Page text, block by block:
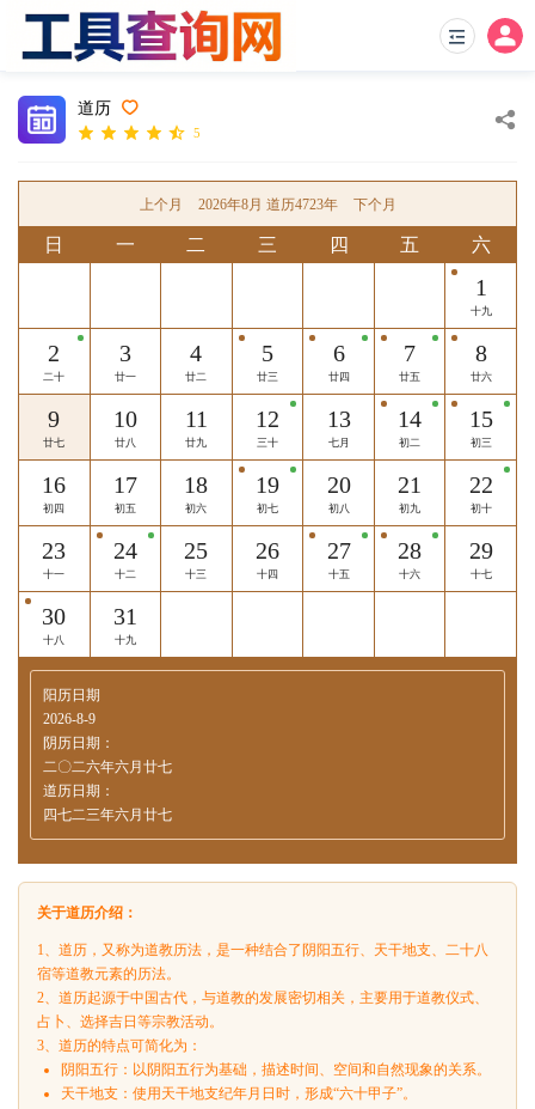
道历
5
上个月 2026年8月 道历4723年 下个月
日 一 二 三 四 五 六
1
十九
2
二十
3
廿一
4
廿二
5
廿三
6
廿四
7
廿五
8
廿六
9
廿七
10
廿八
11
廿九
12
三十
13
七月
14
初二
15
初三
16
初四
17
初五
18
初六
19
初七
20
初八
21
初九
22
初十
23
十一
24
十二
25
十三
26
十四
27
十五
28
十六
29
十七
30
十八
31
十九
阳历日期
2026-8-9
阴历日期：
二〇二六年六月廿七
道历日期：
四七二三年六月廿七
关于道历介绍：
1、道历，又称为道教历法，是一种结合了阴阳五行、天干地支、二十八
宿等道教元素的历法。
2、道历起源于中国古代，与道教的发展密切相关，主要用于道教仪式、
占卜、选择吉日等宗教活动。
3、道历的特点可简化为：
阴阳五行：以阴阳五行为基础，描述时间、空间和自然现象的关系。
天干地支：使用天干地支纪年月日时，形成“六十甲子”。